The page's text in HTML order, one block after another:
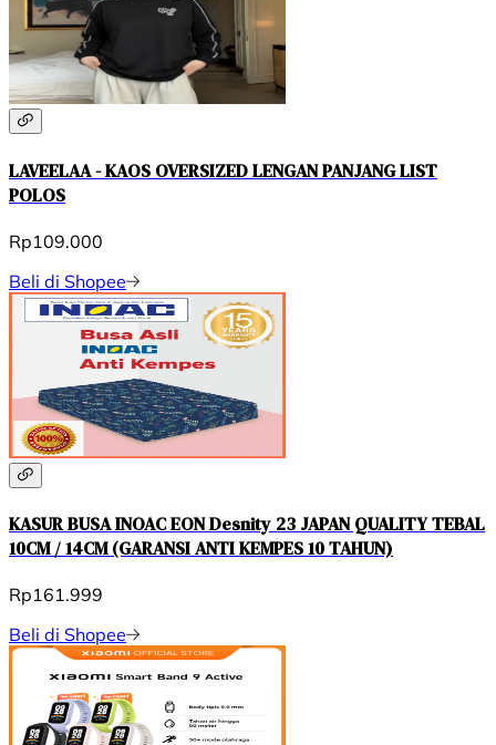
LAVEELAA - KAOS OVERSIZED LENGAN PANJANG LIST
POLOS
Rp109.000
Beli di Shopee
KASUR BUSA INOAC EON Desnity 23 JAPAN QUALITY TEBAL
10CM / 14CM (GARANSI ANTI KEMPES 10 TAHUN)
Rp161.999
Beli di Shopee